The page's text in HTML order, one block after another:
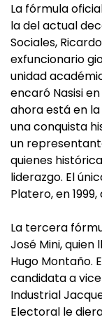
La fórmula
la del actual
Sociales,
exfuncionario
unidad
encaró Nasisi
ahora está en
una conquista
un
quienes
liderazgo. El
Platero, en
La tercera
José Mini,
Hugo Montaño.
candidata a
Industrial
Electoral le